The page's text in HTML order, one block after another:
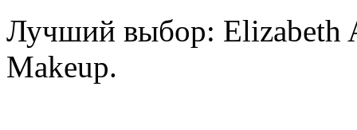
Лучший выбор: Elizabeth
Makeup.